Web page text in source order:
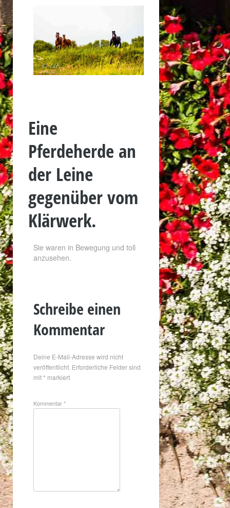
Eine
Pferdeherde an
der Leine
gegenüber vom
Klärwerk.
Sie waren in Bewegung und toll
anzusehen.
Schreibe einen
Kommentar
Deine E-Mail-Adresse wird nicht
veröffentlicht. Erforderliche Felder sind
mit* markiert
Kommentar*